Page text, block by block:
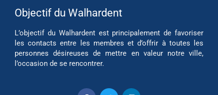
Objectif du Walhardent
L’objectif du Walhardent est principalement de favoriser
les contacts entre les membres et d’offrir à toutes les
personnes désireuses de mettre en valeur notre ville,
l’occasion de se rencontrer.